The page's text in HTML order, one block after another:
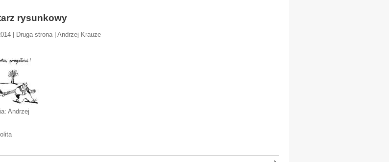
rysunkowy
| Druga strona | Andrzej Krauze
Andrzej